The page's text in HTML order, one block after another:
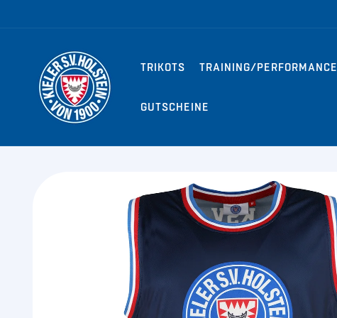
TRIKOTS TRAINING/PERFORMANCE
GUTSCHEINE